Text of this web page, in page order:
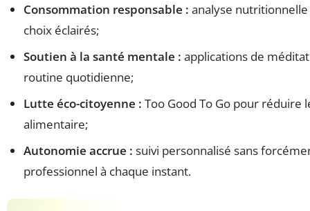
Consommation responsable : analyse nutritionnelle
choix éclairés;
Soutien à la santé mentale : applications de
routine quotidienne;
Lutte éco-citoyenne : Too Good To Go pour réduire
alimentaire;
Autonomie accrue : suivi personnalisé sans
professionnel à chaque instant.